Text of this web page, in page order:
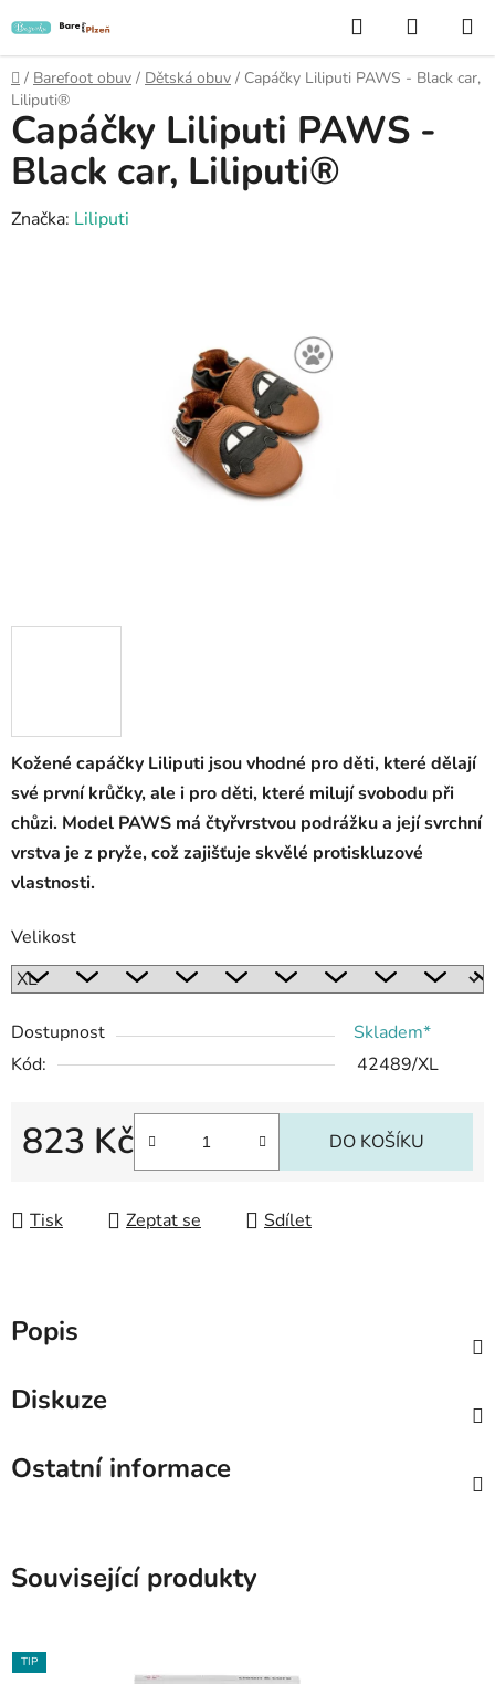
na
obsah
Hledat
KOŠÍK
Domů
/ Barefoot obuv / Dětská obuv / Capáčky Liliputi PAWS - Black car,
Liliputi®
Kožené capáčky Liliputi jsou vhodné pro děti, které dělají
své první krůčky, ale i pro děti, které milují svobodu při
chůzi. Model PAWS má čtyřvrstvou podrážku a její svrchní
vrstva je z pryže, což zajišťuje skvělé protiskluzové
vlastnosti.
Velikost
Dostupnost
Skladem*
Kód:
42489/XL
823 Kč DO KOŠÍKU
Tisk Zeptat se Sdílet
Capáčky Liliputi PAWS -
Black car, Liliputi®
Značka: Liliputi
Popis
Diskuze
Ostatní informace
Související produkty
TIP